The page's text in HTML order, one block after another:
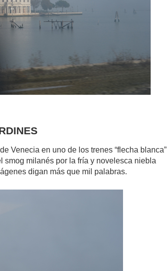
Venecia en uno de los trenes “flecha blanca”
smog milanés por la fría y novelesca niebla
digan más que mil palabras.